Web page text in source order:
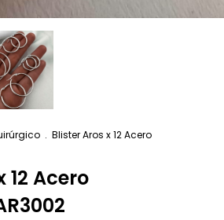
. Blister Aros x 12 Acero
12 Acero